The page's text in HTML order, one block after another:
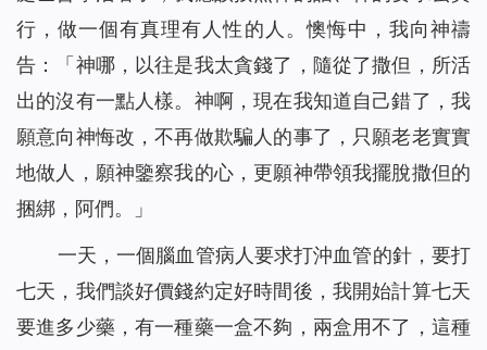
行，做一個有真理有人性的人。懊悔中，我向神禱
告：「神哪，以往是我太貪錢了，隨從了撒但，所活
出的沒有一點人樣。神啊，現在我知道自己錯了，我
願意向神悔改，不再做欺騙人的事了，只願老老實實
地做人，願神鑒察我的心，更願神帶領我擺脫撒但的
捆綁，阿們。」
一天，一個腦血管病人要求打沖血管的針，要打
七天，我們談好價錢約定好時間後，我開始計算七天
要進多少藥，有一種藥一盒不夠，兩盒用不了，這種